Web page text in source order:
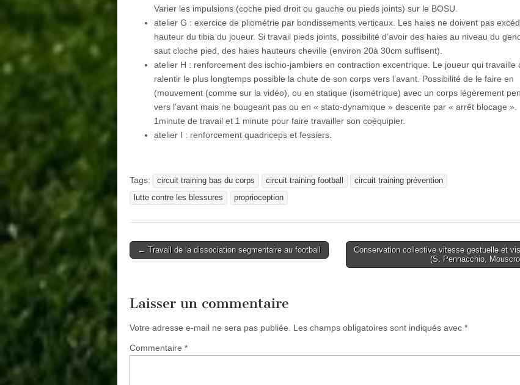
Varier les impulsions (coche pied droit ou gauche ou pieds joints) sur le BOSU.
atelier G : exercice de pliométrie par bondissements verticaux. Les haies ne doivent pas
hauteur du tibia du joueur. Si travail pieds joints, possibilité d’avoir des haies au niveau du
saut cloche pied, des haies hauteurs cheville (environ 20à 30cm suffisent).
atelier H : renforcement des ischio-jambiers en contraction excentrique. Le joueur qui travaille
ralentir le plus longtemps possible la chute de son corps vers l’avant. Possibilité de le faire en
(mouvement (comme sur la vidéo), ou en statique (isométrique) avec un corps légèrement
vers l’avant mais ne bougeant pas ou en « stato-dynamique » descente par « arrêt blocage ».
1minute de travail et 1 minute pour faire travailler son coéquipier.
atelier I : renforcement quadriceps et fessiers.
Tags: circuit training bas du corps circuit training football
circuit training prévention
lutte contre les blessures
proprioception
Post
← Travail de la dissociation segmentaire au football
Conservation collective vitesse gestuelle et
(S. Pennacchio,
Laisser un commentaire
Votre adresse e-mail ne sera pas publiée. Les champs obligatoires sont indiqués avec *
Commentaire *